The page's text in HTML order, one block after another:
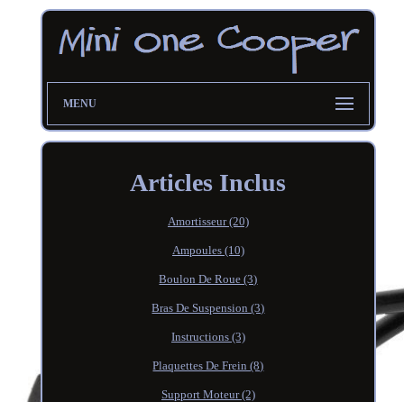
MENU
Articles Inclus
Amortisseur (20)
Ampoules (10)
Boulon De Roue (3)
Bras De Suspension (3)
Instructions (3)
Plaquettes De Frein (8)
Support Moteur (2)